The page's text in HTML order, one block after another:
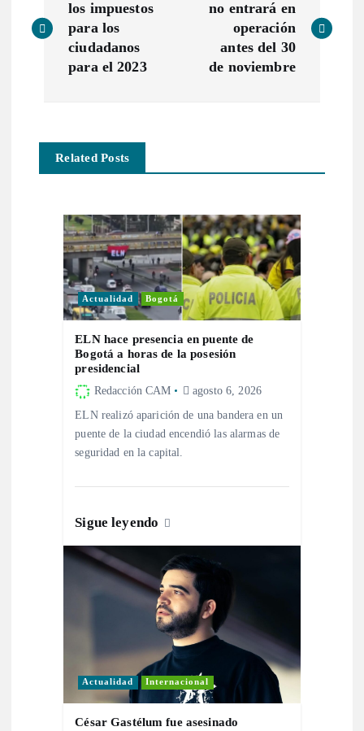
a
g
a
los impuestos
para los
ciudadanos
para el 2023
no entrará en
operación
antes del 30
de noviembre
Related Posts
Actualidad Bogotá
ELN hace presencia en puente de
Bogotá a horas de la posesión
presidencial
Redacción CAM agosto 6, 2026
ELN realizó aparición de una bandera en un
puente de la ciudad encendió las alarmas de
seguridad en la capital.
Sigue leyendo
Actualidad Internacional
César Gastélum fue asesinado